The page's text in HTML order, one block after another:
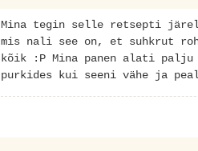
Mina tegin selle retsepti
mis nali see on, et suhkrut
kõik :P Mina panen alati
purkides kui seeni vähe ja